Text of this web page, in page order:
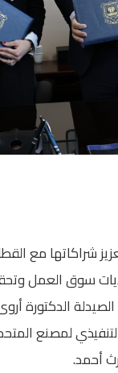
شراكاتها مع
سوق العمل
الدكتورة
التنفيذي لمصنع
أحمد.